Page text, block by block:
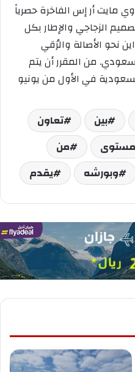
مايت أر إس الفاخرة حصرياً
الزجاجي والإطار بكل
نحو الأصالة والرُقي
بسعر 5999 ريال سعودي. من المقرر أن يتم
في الأول من يونيو
بين
تعاون
مستوى
من
وبورشه يقدم